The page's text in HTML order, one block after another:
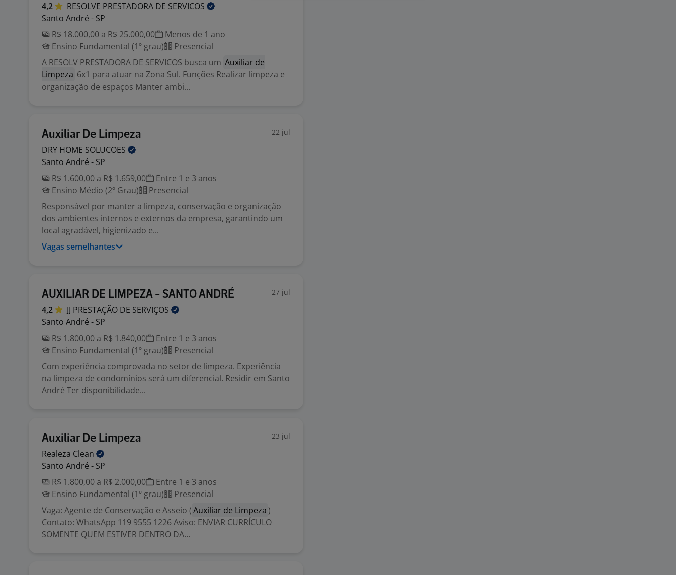
4,2 RESOLVE PRESTADORA DE SERVICOS
Santo André - SP
R$ 18.000,00 a R$ 25.000,00
Menos de 1 ano
Ensino Fundamental (1º grau)
Presencial
A RESOLV PRESTADORA DE SERVICOS busca um Auxiliar de
Limpeza 6x1 para atuar na Zona Sul. Funções Realizar limpeza e
organização de espaços Manter ambi...
Auxiliar De Limpeza 22 jul
DRY HOME SOLUCOES
Santo André - SP
R$ 1.600,00 a R$ 1.659,00
Entre 1 e 3 anos
Ensino Médio (2º Grau)
Presencial
Responsável por manter a limpeza, conservação e organização
dos ambientes internos e externos da empresa, garantindo um
local agradável, higienizado e...
Vagas semelhantes
AUXILIAR DE LIMPEZA - SANTO ANDRÉ 27 jul
4,2 JJ PRESTAÇÃO DE SERVIÇOS
Santo André - SP
R$ 1.800,00 a R$ 1.840,00
Entre 1 e 3 anos
Ensino Fundamental (1º grau)
Presencial
Com experiência comprovada no setor de limpeza. Experiência
na limpeza de condomínios será um diferencial. Residir em Santo
André Ter disponibilidade...
Auxiliar De Limpeza 23 jul
Realeza Clean
Santo André - SP
R$ 1.800,00 a R$ 2.000,00
Entre 1 e 3 anos
Ensino Fundamental (1º grau)
Presencial
Vaga: Agente de Conservação e Asseio (Auxiliar de Limpeza )
Contato: WhatsApp 119 9555 1226 Aviso: ENVIAR CURRÍCULO
SOMENTE QUEM ESTIVER DENTRO DA...